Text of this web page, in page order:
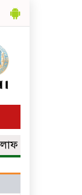
সপ্তাহের মধ্যে